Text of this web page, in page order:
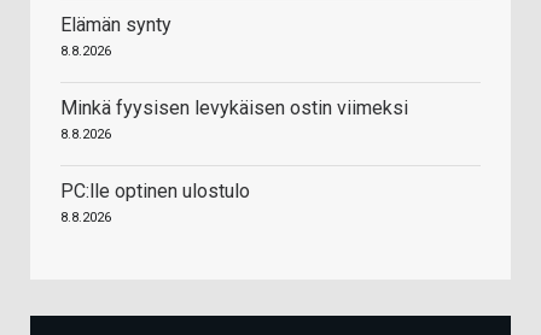
Elämän synty
8.8.2026
Minkä fyysisen levykäisen ostin viimeksi
8.8.2026
PC:lle optinen ulostulo
8.8.2026